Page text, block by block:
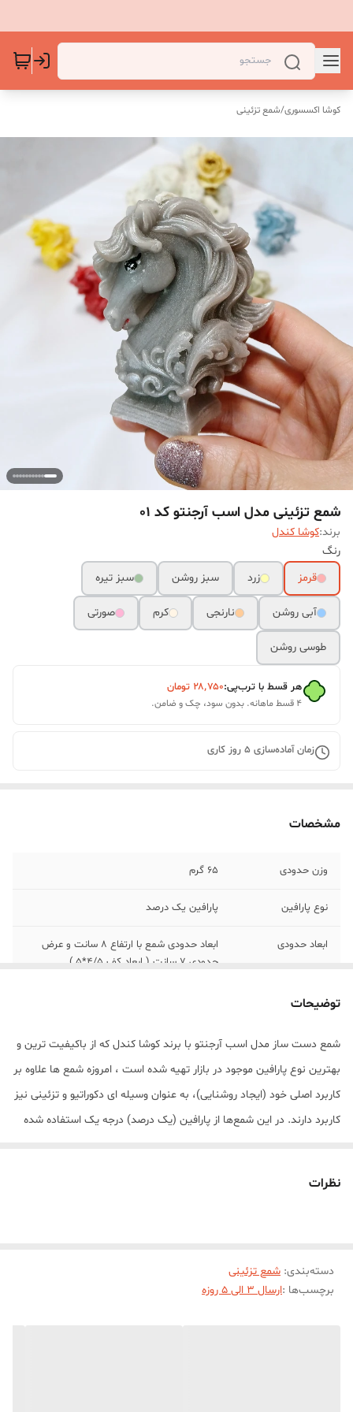
کوشا اکسسوری/شمع تزئینی
شمع تزئینی مدل اسب آرجنتو کد 01
برند:کوشا کندل
رنگ
قرمز
زرد سبز روشن سبز تیره
آبی روشن نارنجی کرم صورتی
طوسی روشن
هر قسط با ترب‌پی:۲۸٬۷۵۰ تومان
۴ قسط ماهانه. بدون سود، چک و ضامن.
زمان آماده‌سازی 5 روز کاری
مشخصات
وزن حدودی 65 گرم
نوع پارافین پارافین یک درصد
ابعاد حدودی
ابعاد حدودی شمع با ارتفاع 8 سانت و عرض
حدودی 7 سانت ( ابعاد کف 4/5*5 )
توضیحات
شمع دست ساز مدل اسب آرجنتو با برند کوشا کندل که از باکیفیت ترین و
بهترین نوع پارافین موجود در بازار تهیه شده است ، امروزه شمع ها علاوه بر
کاربرد اصلی خود (ایجاد روشنایی)، به عنوان وسیله ای دکوراتیو و تزئینی نیز
کاربرد دارند. در این شمع‌ها از پارافین (یک درصد) درجه یک استفاده شده
نظرات
دسته‌بندی: شمع تزئینی
برچسب‌ها :ارسال 3 الی 5 روزه